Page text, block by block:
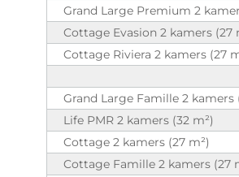
Grand Large Premium 2
Cottage Evasion 2 kamers (27
Cottage Riviera 2 kamers (27
Grand Large Famille 2 kamers
Life PMR 2 kamers (32 m²)
Cottage 2 kamers (27 m²)
Cottage Famille 2 kamers (27